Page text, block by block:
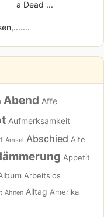
a Dead ...
Abend Affe
Aufmerksamkeit
Amsel Abschied Alte
Appetit
Arbeitslos
Ahnen Alltag Amerika